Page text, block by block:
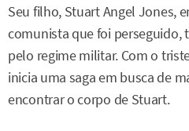
Seu filho, Stuart Angel Jones,
comunista que foi perseguido,
pelo regime militar. Com o
inicia uma saga em busca de
encontrar o corpo de Stuart.